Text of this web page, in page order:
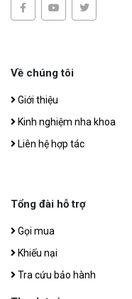
Về chúng tôi
Giới thiệu
Kinh nghiệm nha khoa
Liên hệ hợp tác
Tổng đài hỗ trợ
Gọi mua
Khiếu nại
Tra cứu bảo hành